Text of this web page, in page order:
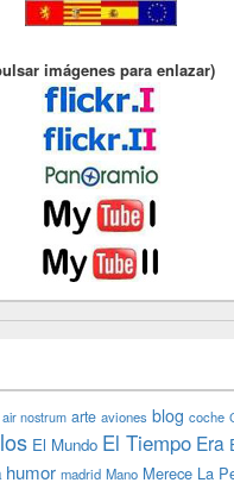
imágenes para enlazar)
air nostrum arte aviones blog coche
El Mundo El Tiempo Era
humor madrid Mano Merece La